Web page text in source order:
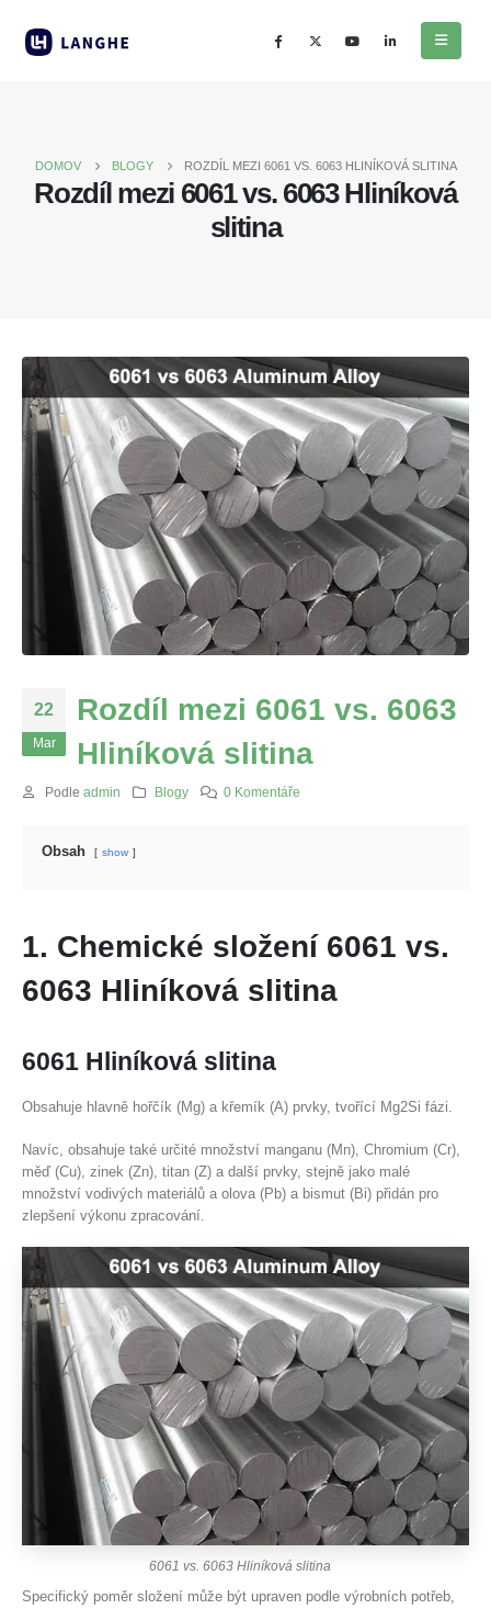
DOMOV BLOGY ROZDÍL MEZI 6061 VS. 6063 HLINÍKOVÁ SLITINA
Rozdíl mezi 6061 vs. 6063 Hliníková
slitina
22
Mar
Rozdíl mezi 6061 vs. 6063
Hliníková slitina
Podle admin Blogy 0 Komentáře
Obsah show
1. Chemické složení 6061 vs.
6063 Hliníková slitina
6061 Hliníková slitina
Obsahuje hlavně hořčík (Mg) a křemík (A) prvky, tvořící Mg2Si fázi.
Navíc, obsahuje také určité množství manganu (Mn), Chromium (Cr),
měď (Cu), zinek (Zn), titan (Z) a další prvky, stejně jako malé
množství vodivých materiálů a olova (Pb) a bismut (Bi) přidán pro
zlepšení výkonu zpracování.
6061 vs. 6063 Hliníková slitina
Specifický poměr složení může být upraven podle výrobních potřeb,